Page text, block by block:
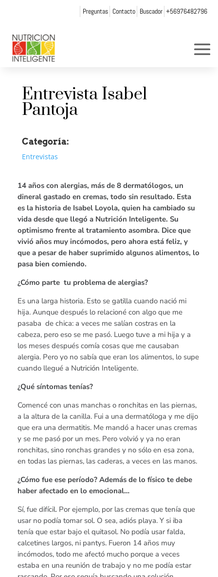
Preguntas Contacto Buscador +56976482796
Entrevista Isabel
Pantoja
Categoría:
Entrevistas
14 años con alergias, más de 8 dermatólogos, un
dineral gastado en cremas, todo sin resultado. Esta
es la historia de Isabel Loyola, quien ha cambiado su
vida desde que llegó a Nutrición Inteligente. Su
optimismo frente al tratamiento asombra. Dice que
vivió años muy incómodos, pero ahora está feliz, y
que a pesar de haber suprimido algunos alimentos, lo
pasa bien comiendo.
¿Cómo parte tu problema de alergias?
Es una larga historia. Esto se gatilla cuando nació mi
hija. Aunque después lo relacioné con algo que me
pasaba de chica: a veces me salían costras en la
cabeza, pero eso se me pasó. Luego tuve a mi hija y a
los meses después comía cosas que me causaban
alergia. Pero yo no sabía que eran los alimentos, lo supe
cuando llegué a Nutrición Inteligente.
¿Qué síntomas tenías?
Comencé con unas manchas o ronchitas en las piernas,
a la altura de la canilla. Fui a una dermatóloga y me dijo
que era una dermatitis. Me mandó a hacer unas cremas
y se me pasó por un mes. Pero volvió y ya no eran
ronchitas, sino ronchas grandes y no sólo en esa zona,
en todas las piernas, las caderas, a veces en las manos.
¿Cómo fue ese período? Además de lo físico te debe
haber afectado en lo emocional…
Sí, fue difícil. Por ejemplo, por las cremas que tenía que
usar no podía tomar sol. O sea, adiós playa. Y si iba
tenía que estar bajo el quitasol. No podía usar falda,
calcetines largos, ni pantys. Fueron 14 años muy
incómodos, todo me afectó mucho porque a veces
estaba en una reunión de trabajo y no me podía estar